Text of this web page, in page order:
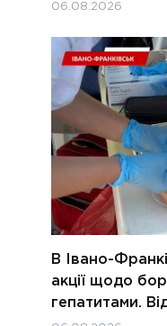
06.08.2026
В Івано-
акції щодо
гепатитами.